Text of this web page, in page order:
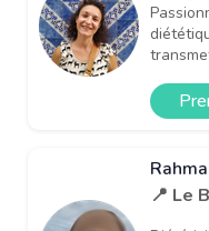
📍 Le